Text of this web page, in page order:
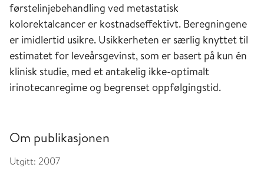
førstelinjebehandling ved metastatisk
kolorektalcancer er kostnadseffektivt. Beregningene
er imidlertid usikre. Usikkerheten er særlig knyttet til
estimatet for leveårsgevinst, som er basert på kun én
klinisk studie, med et antakelig ikke-optimalt
irinotecanregime og begrenset oppfølgingstid.
Om publikasjonen
Utgitt: 2007